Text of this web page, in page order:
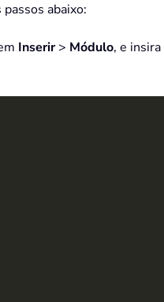
abaixo:
Inserir> Módulo, e